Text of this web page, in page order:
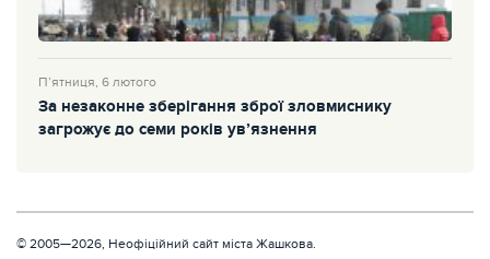
П’ятниця, 6 лютого
За незаконне зберігання зброї зловмиснику
загрожує до семи років ув’язнення
© 2005—2026, Неофіційний сайт міста Жашкова.